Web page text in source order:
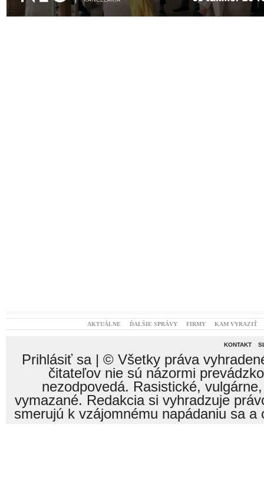
AKTUÁLNE ĎALŠIE SPRÁVY FIRMY KAM VYRAZIŤ
KONTAKT
Prihlásiť sa| © Všetky práva
čitateľov nie sú názormi
nezodpovedá. Rasistické,
vymazané. Redakcia si vyhradzuje
smerujú k vzájomnému napádaniu sa